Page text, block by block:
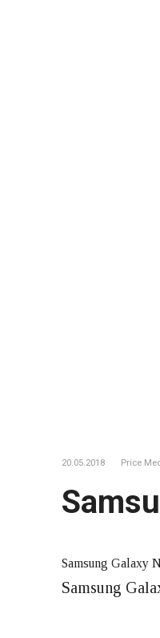
20.05.2018 Price
Samsung Galaxy
Samsung